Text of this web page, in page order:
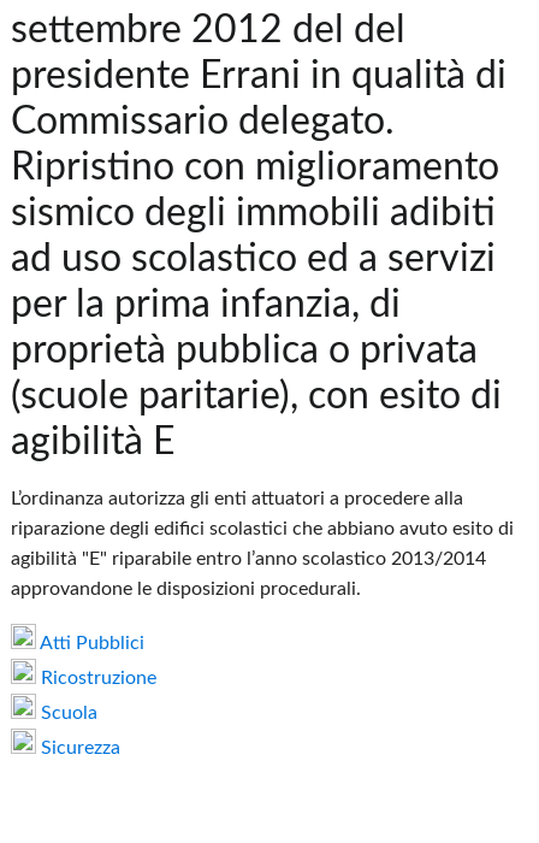
settembre 2012 del del
presidente Errani in qualità di
Commissario delegato.
Ripristino con miglioramento
sismico degli immobili adibiti
ad uso scolastico ed a servizi
per la prima infanzia, di
proprietà pubblica o privata
(scuole paritarie), con esito di
agibilità E
L’ordinanza autorizza gli enti attuatori a procedere alla
riparazione degli edifici scolastici che abbiano avuto esito di
agibilità "E" riparabile entro l’anno scolastico 2013/2014
approvandone le disposizioni procedurali.
Atti Pubblici
Ricostruzione
Scuola
Sicurezza